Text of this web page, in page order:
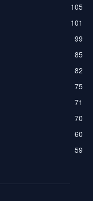
105
101
99
85
82
75
71
70
60
59